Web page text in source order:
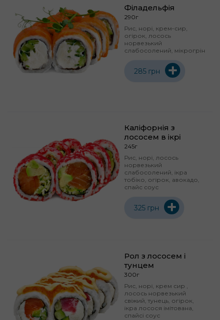
Філадельфія
290г
Рис, норі, крем-сир,
огірок, лосось
норвезький
слабосолений, мікрогрін
285 грн +
Каліфорнія з
лососем в ікрі
245г
Рис, норі, лосось
норвезький
слабосолений, ікра
тобіко, огірок, авокадо,
спайс соус
325 грн +
Рол з лососем і
тунцем
300г
Рис, норі, крем сир ,
лосось норвезький
свіжий, тунець, огірок,
ікра лосося імітована,
спайсі соус